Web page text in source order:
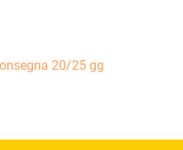
20/25 gg